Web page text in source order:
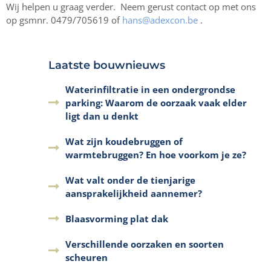
Wij helpen u graag verder. Neem gerust contact op met ons
op gsmnr. 0479/705619 of hans@adexcon.be .
Laatste bouwnieuws
Waterinfiltratie in een ondergrondse
parking: Waarom de oorzaak vaak elder
ligt dan u denkt
Wat zijn koudebruggen of
warmtebruggen? En hoe voorkom je ze?
Wat valt onder de tienjarige
aansprakelijkheid aannemer?
Blaasvorming plat dak
Verschillende oorzaken en soorten
scheuren